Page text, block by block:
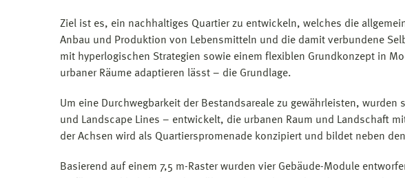
Ziel ist es, ein nachhaltiges Quartier zu entwickeln, welches die
Anbau und Produktion von Lebensmitteln und die damit verbundene
mit hyperlogischen Strategien sowie einem flexiblen Grundkonzept in
urbaner Räume adaptieren lässt – die Grundlage.
Um eine Durchwegbarkeit der Bestandsareale zu gewährleisten, wurden
und Landscape Lines – entwickelt, die urbanen Raum und Landschaft
der Achsen wird als Quartierspromenade konzipiert und bildet neben
Basierend auf einem 7,5 m-Raster wurden vier Gebäude-Module